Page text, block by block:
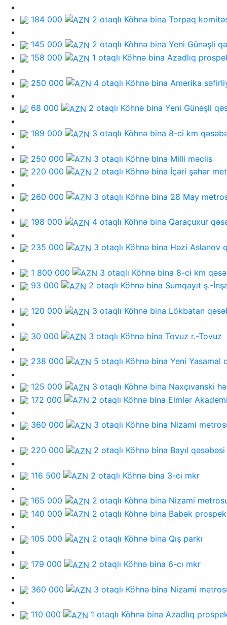
184 000 2 otaqlı Köhnə bina Torpaq
145 000 2 otaqlı Köhnə bina Yeni Günəşli
158 000
1 otaqlı Köhnə bina Azadlıq
250 000 4 otaqlı Köhnə bina Amerika
68 000 2 otaqlı Köhnə bina Yeni Günəşli
189 000 3 otaqlı Köhnə bina 8-ci km
250 000 3 otaqlı Köhnə bina Milli məclis
220 000
2 otaqlı Köhnə bina İçəri şəhər
260 000 3 otaqlı Köhnə bina 28 May
198 000 4 otaqlı Köhnə bina Qaraçuxur
235 000 3 otaqlı Köhnə bina Həzi Aslanov
1 800 000 3 otaqlı Köhnə bina 8-ci km
93 000
2 otaqlı Köhnə bina Sumqayıt ş.-
120 000 3 otaqlı Köhnə bina Lökbatan
30 000 3 otaqlı Köhnə bina Tovuz r.-Tovuz
238 000 5 otaqlı Köhnə bina Yeni Yasamal
125 000 3 otaqlı Köhnə bina Naxçıvanski
172 000
2 otaqlı Köhnə bina Elmlər
360 000 3 otaqlı Köhnə bina Nizami
220 000 2 otaqlı Köhnə bina Bayıl qəsəbəsi
116 500 2 otaqlı Köhnə bina 3-ci mkr
165 000 2 otaqlı Köhnə bina Nizami
140 000
2 otaqlı Köhnə bina Babək
105 000 2 otaqlı Köhnə bina Qış parkı
179 000 2 otaqlı Köhnə bina 6-cı mkr
360 000 3 otaqlı Köhnə bina Nizami
110 000 1 otaqlı Köhnə bina Azadlıq